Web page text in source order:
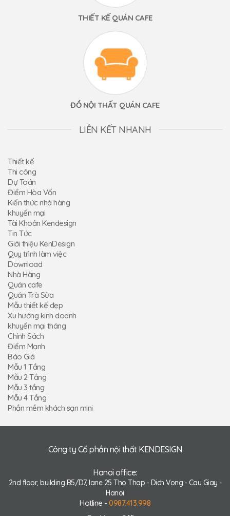
THIẾT KẾ QUÁN CAFE
ĐỒ NỘI THẤT QUÁN CAFE
LIÊN KẾT NHANH
Thiết kế
Thi công
Dự Toán
Điểm Hòa Vốn
Kiến thức nhà hàng
khuyến mại
Tài Khoản Kendesign
Tin Tức
Giới thiệu KenDesign
Quy trình làm việc
Download
Nhà Hàng
Quán cafe
Quán Trà Sữa
Mẫu thiết kế đẹp
Xu hướng kinh doanh
khuyến mại tháng
Chính Sách
Điểm Mạnh
Báo Giá
Mẫu 1 Tầng
Mẫu 2 Tầng
Mẫu 3 tầng
Mẫu 4 Tầng
Phần mềm khách sạn mini
Công ty Cổ phần nội thất KENDESIGN
Hanoi office:
2nd floor, building B5/D7, lane 25 Tho Thap - Dich Vong - Cau Giay -
Hanoi
Hotline - 0987.413.998